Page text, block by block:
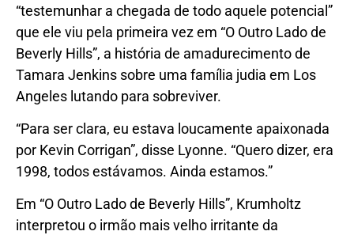
“testemunhar a chegada de todo aquele potencial”
que ele viu pela primeira vez em “O Outro Lado de
Beverly Hills”, a história de amadurecimento de
Tamara Jenkins sobre uma família judia em Los
Angeles lutando para sobreviver.
“Para ser clara, eu estava loucamente apaixonada
por Kevin Corrigan”, disse Lyonne. “Quero dizer, era
1998, todos estávamos. Ainda estamos.”
Em “O Outro Lado de Beverly Hills”, Krumholtz
interpretou o irmão mais velho irritante da